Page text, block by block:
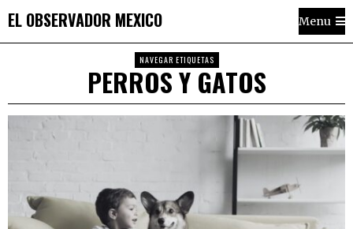
EL OBSERVADOR MEXICO Menu
NAVEGAR ETIQUETAS
PERROS Y GATOS